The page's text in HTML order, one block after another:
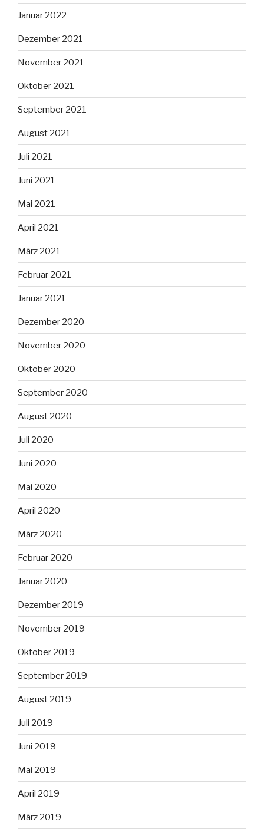
Januar 2022
Dezember 2021
November 2021
Oktober 2021
September 2021
August 2021
Juli 2021
Juni 2021
Mai 2021
April 2021
März 2021
Februar 2021
Januar 2021
Dezember 2020
November 2020
Oktober 2020
September 2020
August 2020
Juli 2020
Juni 2020
Mai 2020
April 2020
März 2020
Februar 2020
Januar 2020
Dezember 2019
November 2019
Oktober 2019
September 2019
August 2019
Juli 2019
Juni 2019
Mai 2019
April 2019
März 2019